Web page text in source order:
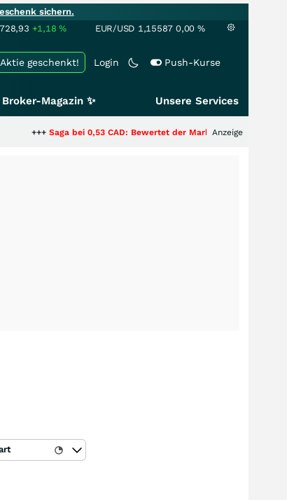
sichern.
+1,18% EUR/USD 1,15587 0,00 %
Login Push-Kurse
Aktie geschenkt!
Broker-Magazin ✨ Unsere Services
Saga bei 0,53 CAD: Bewertet der Markt noch immer nur die Hälfte
Anzeige